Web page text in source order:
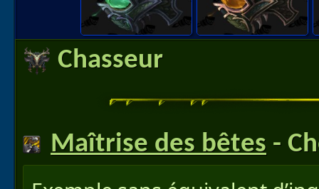
Chasseur
Maîtrise des bêtes -